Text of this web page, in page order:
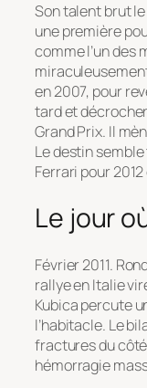
Son talent brut
une première
comme l’un des
en 2007, pour
tard et
Grand Prix. Il
Le destin
Ferrari pour
Le jour
Février 2011.
rallye en Italie
Kubica percute
l’habitacle. Le
fractures du
hémorragie